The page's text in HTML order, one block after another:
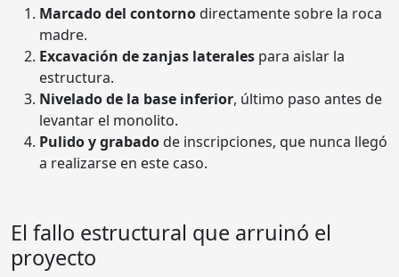
Marcado del contornodirectamente sobre la roca
madre.
Excavación de zanjas laterales para aislar la
estructura.
Nivelado de la base inferior, último paso antes de
levantar el monolito.
Pulido y grabadode inscripciones, que nunca llegó
a realizarse en este caso.
El fallo estructural que arruinó el
proyecto